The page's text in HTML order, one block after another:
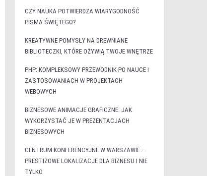
CZY NAUKA POTWIERDZA WIARYGODNOŚĆ
PISMA ŚWIĘTEGO?
KREATYWNE POMYSŁY NA DREWNIANE
BIBLIOTECZKI, KTÓRE OŻYWIĄ TWOJE WNĘTRZE
PHP: KOMPLEKSOWY PRZEWODNIK PO NAUCE I
ZASTOSOWANIACH W PROJEKTACH
WEBOWYCH
BIZNESOWE ANIMACJE GRAFICZNE: JAK
WYKORZYSTAĆ JE W PREZENTACJACH
BIZNESOWYCH
CENTRUM KONFERENCYJNE W WARSZAWIE –
PRESTIŻOWE LOKALIZACJE DLA BIZNESU I NIE
TYLKO